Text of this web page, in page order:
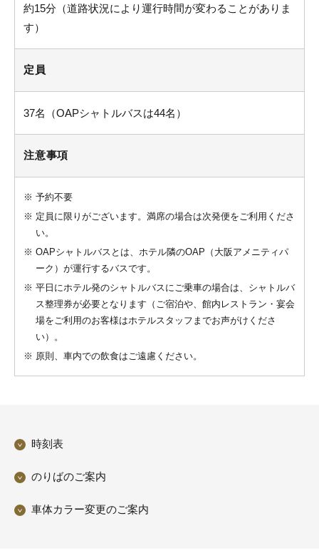
約15分（道路状況により運行時間が変わることがありま
す）
定員
37名（OAPシャトルバスは44名）
注意事項
※ 予約不要
※ 定員に限りがございます。満席の場合は次発便をご利用くださ
い。
※ OAPシャトルバスとは、ホテル隣のOAP（大阪アメニティパ
ーク）が運行するバスです。
※ 平日にホテル発のシャトルバスにご乗車の場合は、シャトルバ
ス整理券が必要となります（ご宿泊や、館内レストラン・宴会
場をご利用のお客様はホテルスタッフまでお声がけくださ
い）。
※ 原則、車内での飲食はご遠慮ください。
時刻表
のりばのご案内
車体カラー変更のご案内